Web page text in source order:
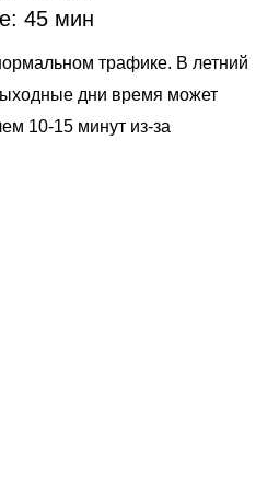
45 мин
трафике. В летний
дни время может
10-15 минут из-за